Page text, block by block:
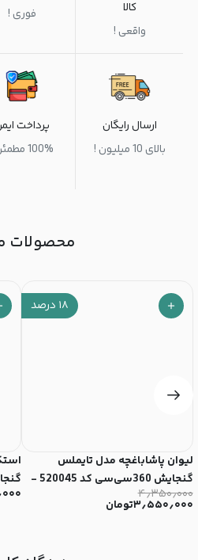
کالا
واقعی !
فوری !
ارسال رایگان
بالای 10 میلیون !
پرداخت
100% مطمئن !
محصولات
۱۸ درصد
لیوان‌ پاشاباغچه مدل تایملس
گنجایش 360سی‌سی کد 520045 -
(ست 4 عددی)
۴٫۳۵۰٫۰۰۰
۳٫۵۵۰٫۰۰۰تومان
(ست 6